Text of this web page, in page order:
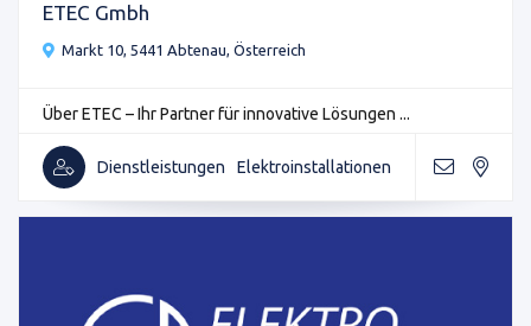
ETEC Gmbh
Markt 10, 5441 Abtenau, Österreich
Über ETEC – Ihr Partner für innovative Lösungen ...
Dienstleistungen Elektroinstallationen